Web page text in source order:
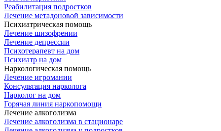
Реабилитация подростков
Лечение метадоновой зависимости
Психиатрическая помощь
Лечение шизофрении
Лечение депрессии
Психотерапевт на дом
Психиатр на дом
Наркологическая помощь
Лечение игромании
Консультация нарколога
Нарколог на дом
Горячая линия наркопомощи
Лечение алкоголизма
Лечение алкоголизма в стационаре